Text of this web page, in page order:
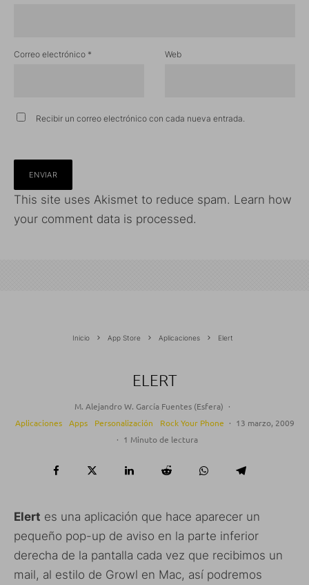
Correo electrónico * Web
Recibir un correo electrónico con cada nueva entrada.
This site uses Akismet to reduce spam. Learn how
your comment data is processed.
Inicio App Store Aplicaciones Elert
ELERT
M. Alejandro W. García Fuentes (Esfera) ·
Aplicaciones
Apps Personalización Rock Your Phone · 13 marzo, 2009
· 1 Minuto de lectura
Elert es una aplicación que hace aparecer un
pequeño pop-up de aviso en la parte inferior
derecha de la pantalla cada vez que recibimos un
mail, al estilo de Growl en Mac, así podremos